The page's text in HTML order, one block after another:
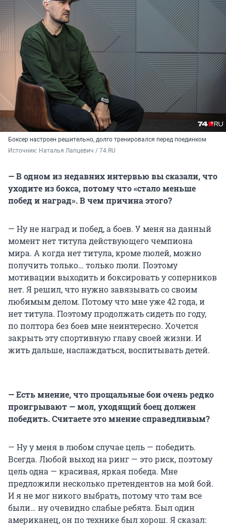
Боксер настроен решительно, долго тренировался перед поединком
Источник: Наталья Лапцевич / 74.RU
— В одном из недавних интервью вы сказали, что
уходите из бокса, потому что «стало меньше
побед и наград». В чем причина этого?
— Ну не наград и побед, а боев. У меня на данный
момент нет титула действующего чемпиона
мира. А когда нет титула, кроме люлей, можно
получить только… только люли. Поэтому
мотивации выходить и боксировать у соперников
нет. Я решил, что нужно завязывать со своим
любимым делом. Потому что мне уже 42 года, и
нет титула. Поэтому продолжать сидеть по году,
по полтора без боев мне неинтересно. Хочется
закрыть эту спортивную главу своей жизни. И
жить дальше, наслаждаться, воспитывать детей.
— Есть мнение, что прощальные бои очень редко
проигрывают — мол, уходящий боец должен
победить. Считаете это мнение справедливым?
— Ну у меня в любом случае цель — победить.
Всегда. Любой выход на ринг — это риск, поэтому
цель одна — красивая, яркая победа. Мне
предложили несколько претендентов на мой бой.
И я не мог никого выбрать, потому что там все
были… ну очевидно слабые ребята. Был один
американец, он по технике был хорош. Я сказал: